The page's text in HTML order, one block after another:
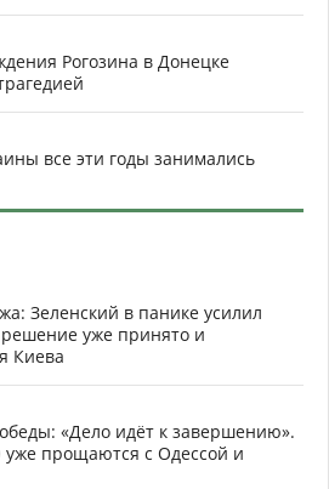
Рогозина в Донецке
все эти годы занимались
Зеленский в панике усилил
уже принято и
Киева
«Дело идёт к завершению».
прощаются с Одессой и